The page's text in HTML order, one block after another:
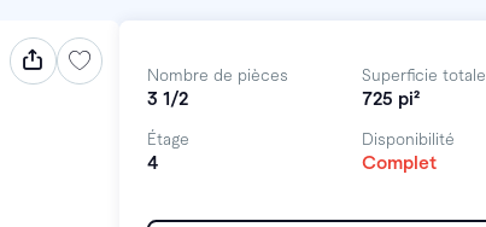
Nombre de pièces
3 1/2
Superficie totale
725 pi²
Étage
4
Disponibilité
Complet